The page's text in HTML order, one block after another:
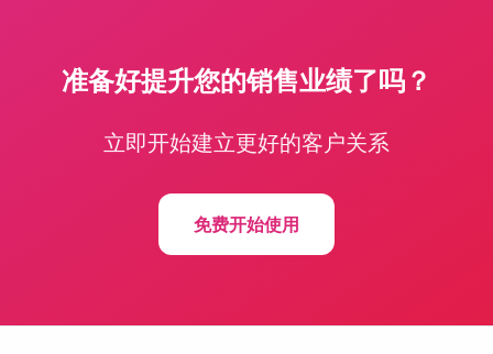
准备好提升您的销售业绩了吗？
立即开始建立更好的客户关系
免费开始使用